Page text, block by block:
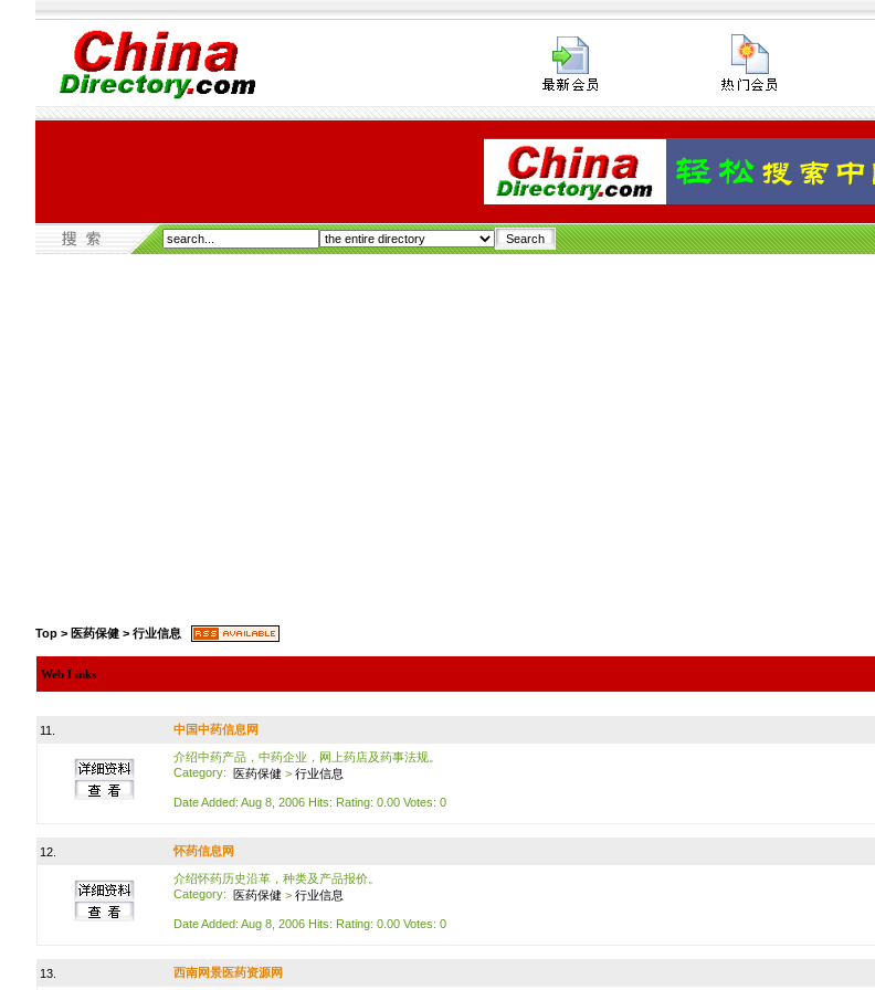
Top > 医药保健 > 行业信息
Web Links
11.
中国中药信息网
介绍中药产品，中药企业，网上药店及药事法规。
Category: 医药保健 > 行业信息
Date Added: Aug 8, 2006 Hits: Rating: 0.00 Votes: 0
12. 怀药信息网
介绍怀药历史沿革，种类及产品报价。
Category: 医药保健 > 行业信息
Date Added: Aug 8, 2006 Hits: Rating: 0.00 Votes: 0
13. 西南网景医药资源网